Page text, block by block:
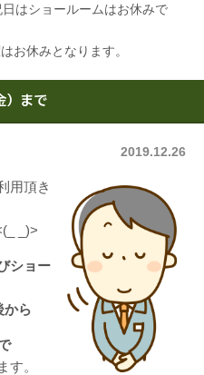
はショールームはお休みで
お休みとなります。
まで
2019.12.26
用頂き
_)>
ショー
から
す。